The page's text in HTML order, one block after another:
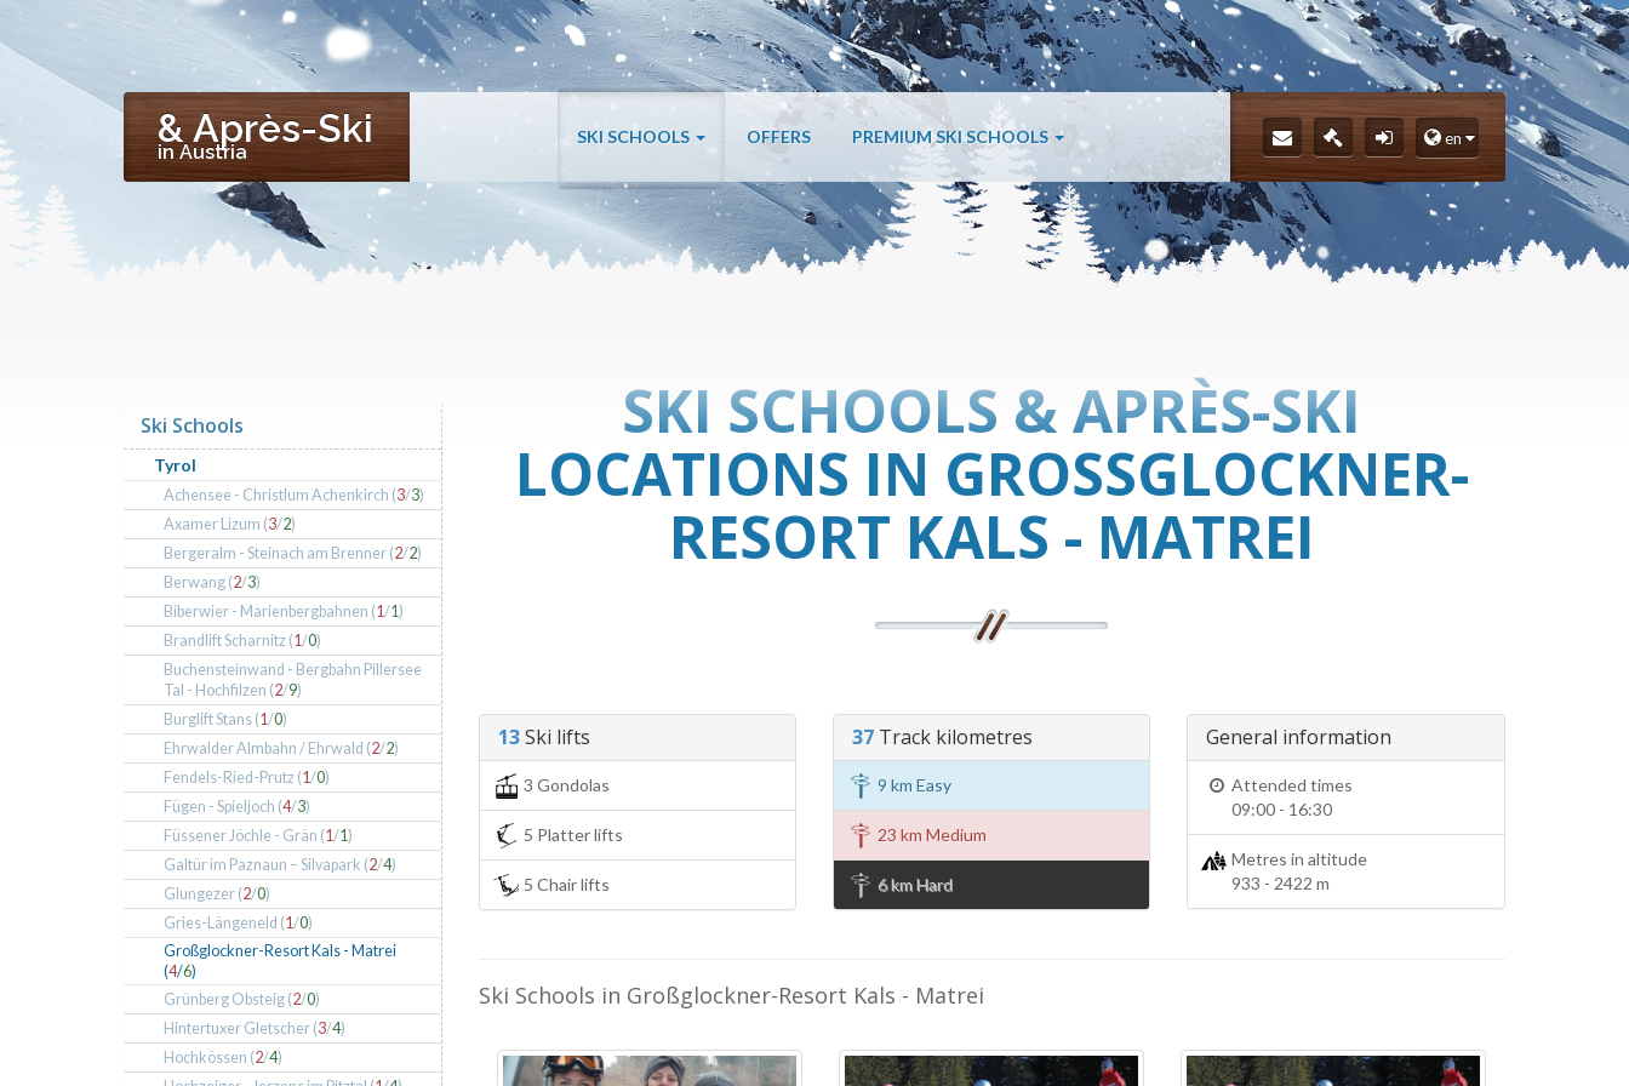
& Après-Ski
in Austria
SKI SCHOOLS OFFERS PREMIUM SKI SCHOOLS en
SKI SCHOOLS & APRÈS-SKI
LOCATIONS IN GROSSGLOCKNER-R
ESORT KALS - MATREI
13Ski lifts
3 Gondolas
5 Platter lifts
5 Chair lifts
37Track kilometres
9 km Easy
23 km Medium
6 km Hard
General information
Attended times
09:00 - 16:30
Metres in altitude
933 - 2422 m
Ski Schools in Großglockner-Resort Kals - Matrei
Ski Schools
Tyrol
Achensee - Christlum Achenkirch (3/3)
Axamer Lizum (3/2)
Bergeralm - Steinach am Brenner (2/2)
Berwang (2/3)
Biberwier - Marienbergbahnen (1/1)
Brandlift Scharnitz (1/0)
Buchensteinwand - Bergbahn Pillersee
Tal - Hochfilzen (2/9)
Burglift Stans (1/0)
Ehrwalder Almbahn / Ehrwald (2/2)
Fendels-Ried-Prutz (1/0)
Fügen - Spieljoch (4/3)
Füssener Jöchle - Grän (1/1)
Galtür im Paznaun – Silvapark (2/4)
Glungezer (2/0)
Gries-Längeneld (1/0)
Großglockner-Resort Kals - Matrei
(4/6)
Grünberg Obsteig (2/0)
Hintertuxer Gletscher (3/4)
Hochkössen (2/4)